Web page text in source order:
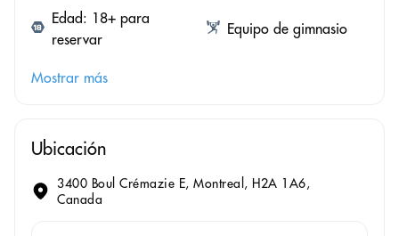
Edad: 18+ para
reservar
Equipo de gimnasio
Mostrar más
Ubicación
3400 Boul Crémazie E, Montreal, H2A 1A6,
Canada